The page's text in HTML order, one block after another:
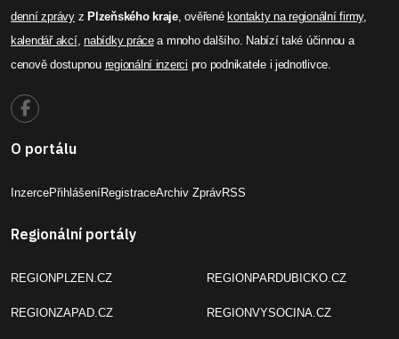
denní zprávyz Plzeňského kraje, ověřené kontakty na regionální firmy,
kalendář akcí,nabídky prácea mnoho dalšího. Nabízí také účinnou a
cenově dostupnou regionální inzerci pro podnikatele i jednotlivce.
O portálu
InzercePřihlášeníRegistraceArchiv ZprávRSS
Regionální portály
REGIONPLZEN.CZ
REGIONZAPAD.CZ
REGIONPARDUBICKO.CZ
REGIONVYSOCINA.CZ